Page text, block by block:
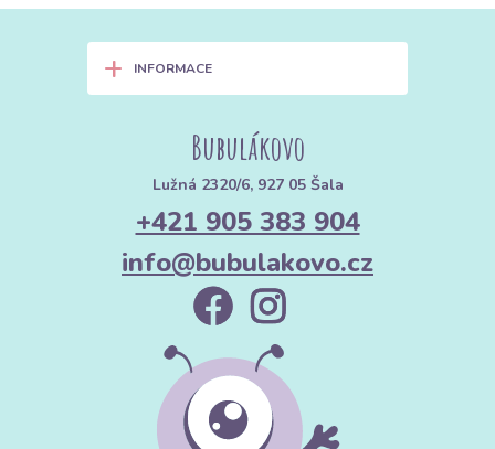
+ INFORMACE
Bubulákovo
Lužná 2320/6, 927 05 Šala
+421 905 383 904
info@bubulakovo.cz